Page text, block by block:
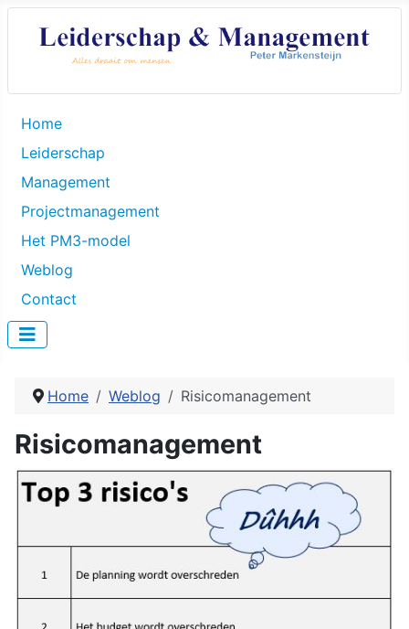
Home
Leiderschap
Management
Projectmanagement
Het PM3-model
Weblog
Contact
Home Weblog Risicomanagement
Risicomanagement